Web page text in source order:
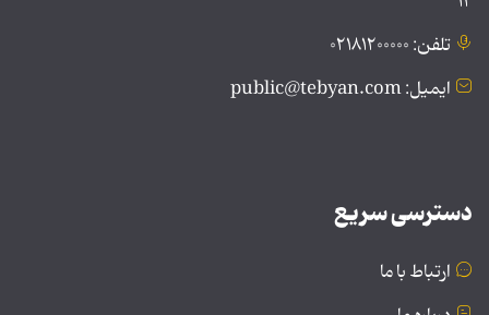
تلفن: ۰۲۱۸۱۲۰۰۰۰۰
ایمیل: public@tebyan.com
دسترسی سریع
ارتباط با ما